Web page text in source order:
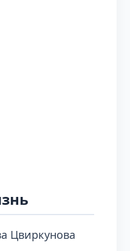
Цвиркунова